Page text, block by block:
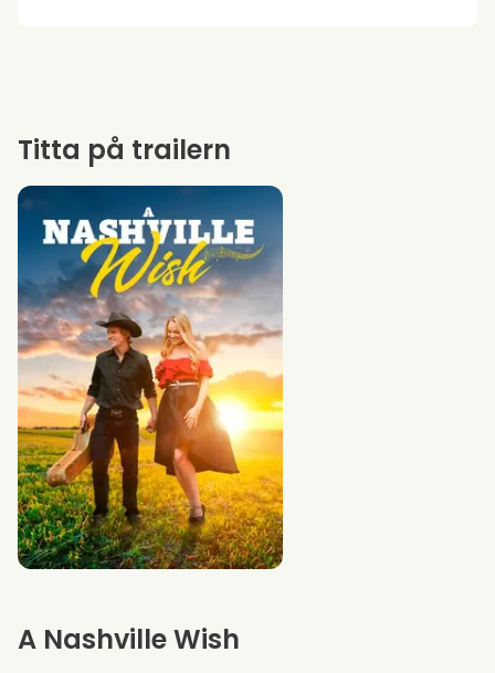
A Nashville Wish
Titta på trailern